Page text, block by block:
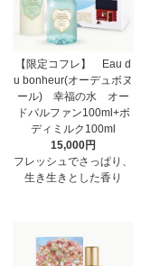
【限定コフレ】 Eau d
u bonheur(オーデュボヌ
ール) 幸福の水 オー
ドパルファン100ml+ボ
ディミルク100ml
15,000円
フレッシュでさっぱり、
生き生きとした香り